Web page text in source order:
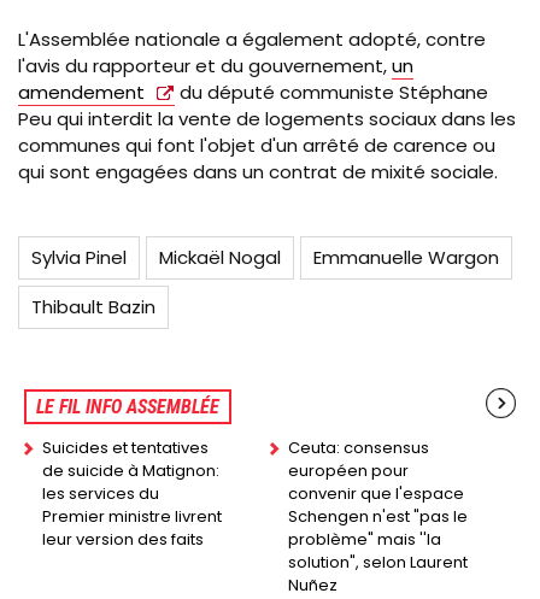
L'Assemblée nationale a également adopté, contre
l'avis du rapporteur et du gouvernement,un
amendement
du député communiste Stéphane
Peu qui interdit la vente de logements sociaux dans les
communes qui font l'objet d'un arrêté de carence ou
qui sont engagées dans un contrat de mixité sociale.
Sylvia Pinel Mickaël Nogal
Emmanuelle Wargon
Thibault Bazin
LE FIL INFO ASSEMBLÉE
Suicides et tentatives
de suicide à Matignon:
les services du
Premier ministre livrent
leur version des faits
Ceuta: consensus
européen pour
convenir que l'espace
Schengen n'est "pas le
problème" mais ''la
solution", selon Laurent
Nuñez